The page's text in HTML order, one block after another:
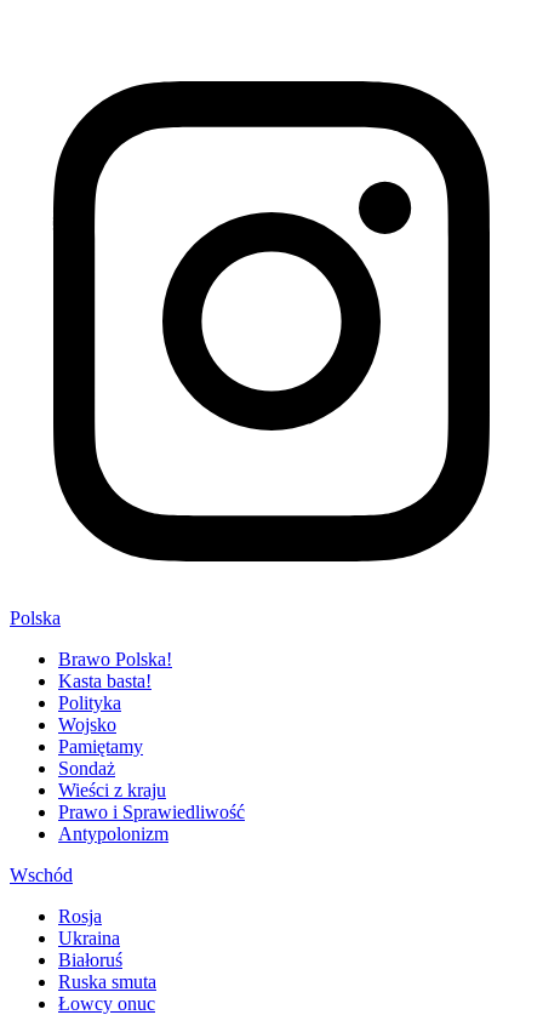
Polska
Brawo Polska!
Kasta basta!
Polityka
Wojsko
Pamiętamy
Sondaż
Wieści z kraju
Prawo i Sprawiedliwość
Antypolonizm
Wschód
Rosja
Ukraina
Białoruś
Ruska smuta
Łowcy onuc